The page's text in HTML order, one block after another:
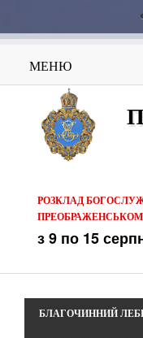
МЕНЮ
РОЗКЛАД
з 9 по 15
БЛАГОЧИННИЙ